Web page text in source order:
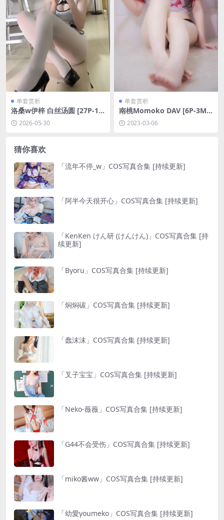
单套赏析
洛桑w伊梓 白丝汤圆 [27P-11
3MB]2026-05-30
单套赏析
南桃Momoko DAV [6P-3M
B] 2023-03-06
猜你喜欢
「流年不停_w」COS写真合集 [持续更新]
「阿半今天很开心」COS写真合集 [持续更新]
「KenKen けん研 (けんけん)」COS写真合集 [持
续更新]
「Byoru」COS写真合集 [持续更新]
「焖焖碳」COS写真合集 [持续更新]
「蠢沫沫」COS写真合集 [持续更新]
「叉子宝宝」COS写真合集 [持续更新]
「Neko-薇薇」COS写真合集 [持续更新]
「G44不会受伤」COS写真合集 [持续更新]
「miko酱ww」COS写真合集 [持续更新]
「幼愛youmeko」COS写真合集 [持续更新]